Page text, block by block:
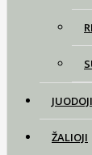
JUODOJI
ŽALIOJI